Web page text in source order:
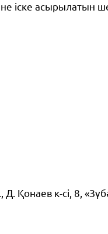
іске асырылатын
Қонаев к-сі, 8,